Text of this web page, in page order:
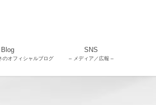
Blog
オフィシャルブログ
SNS
– メディア／広報 –